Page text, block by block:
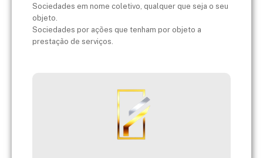
Sociedades em nome coletivo, qualquer que seja o seu
objeto.
Sociedades por ações que tenham por objeto a
prestação de serviços.